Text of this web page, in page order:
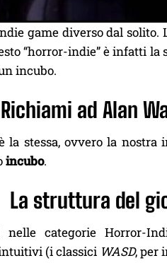
game diverso dal
“horror-indie” è infatti la
incubo.
Richiami ad Alan
stessa, ovvero la
incubo.
La struttura del
categorie Horror-
(i classici WASD, per